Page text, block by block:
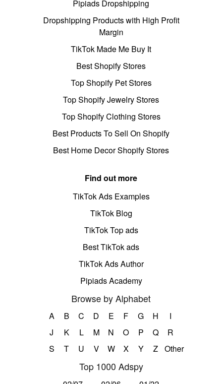
Pipiads Dropshipping
Dropshipping Products with High Profit
Margin
TikTok Made Me Buy It
Best Shopify Stores
Top Shopify Pet Stores
Top Shopify Jewelry Stores
Top Shopify Clothing Stores
Best Products To Sell On Shopify
Best Home Decor Shopify Stores
Find out more
TikTok Ads Examples
TikTok Blog
TikTok Top ads
Best TikTok ads
TikTok Ads Author
Pipiads Academy
Browse by Alphabet
A B C D E F G H
I
J
K L M N O P Q
R
S
T U V W X Y Z Other
Top 1000 Adspy